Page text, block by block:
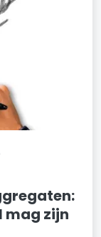
mag zijn